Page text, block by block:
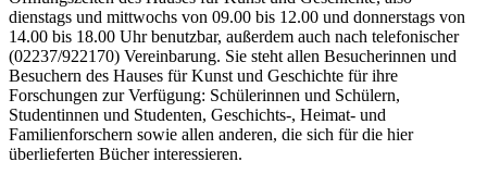
dienstags und mittwochs von 09.00 bis 12.00 und donnerstags von
14.00 bis 18.00 Uhr benutzbar, außerdem auch nach telefonischer
(02237/922170) Vereinbarung. Sie steht allen Besucherinnen und
Besuchern des Hauses für Kunst und Geschichte für ihre
Forschungen zur Verfügung: Schülerinnen und Schülern,
Studentinnen und Studenten, Geschichts-, Heimat- und
Familienforschern sowie allen anderen, die sich für die hier
überlieferten Bücher interessieren.